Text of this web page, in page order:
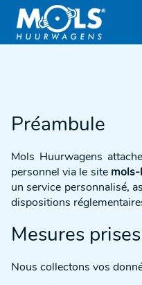
Préambule
Mols Huurwagens
personnel via le site mols-
un service personnalisé,
dispositions
Mesures
Nous collectons vos